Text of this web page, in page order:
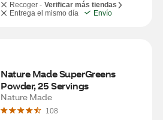
Recoger - Verificar más tiendas
Entrega el mismo día
Envío
Nature Made SuperGreens
Powder, 25 Servings
Nature Made
108